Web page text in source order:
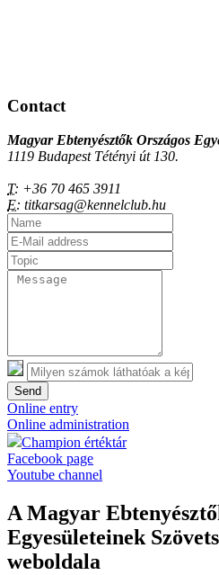
Contact
Magyar Ebtenyésztők Országos
1119 Budapest Tétényi út 130.
T: +36 70 465 3911
E: titkarsag@kennelclub.hu
Send
Online entry
Online administration
Champion értéktár
Facebook page
Youtube channel
A Magyar
Egyesületeinek
weboldala